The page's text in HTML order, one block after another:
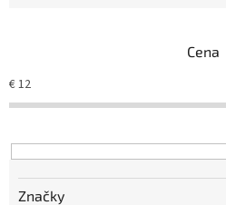
r
o
u
k
Cena
€12
Značky